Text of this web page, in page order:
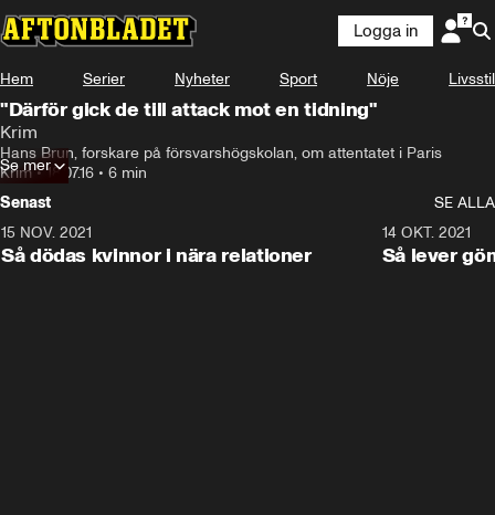
Logga in
Hem Serier Nyheter Sport Nöje Livsstil
"Därför gick de till attack mot en tidning"
Krim
Hans Brun, forskare på försvarshögskolan, om attentatet i Paris
Krim•18.07.16 • 6 min
Se mer
Senast
SE ALLA
15 NOV. 2021
Så dödas kvinnor i nära relationer
14 OKT. 2021
Så lever